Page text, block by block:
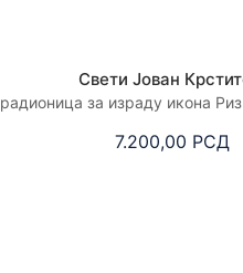
Свети Јован
радионица за израду икона
7.200,00 РСД